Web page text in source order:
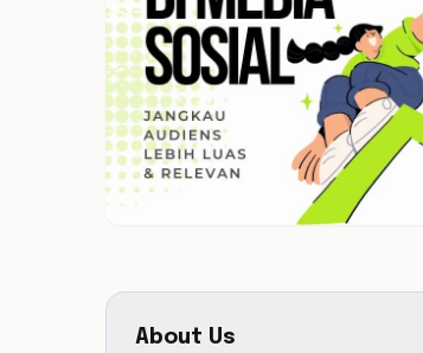
About Us